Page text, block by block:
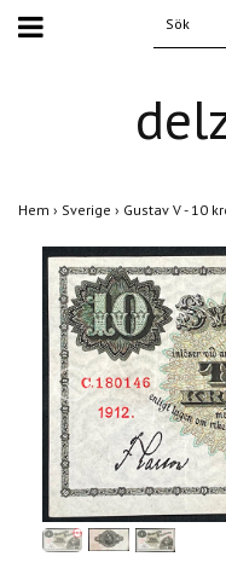
Hem › Sverige › Gustav V - 10